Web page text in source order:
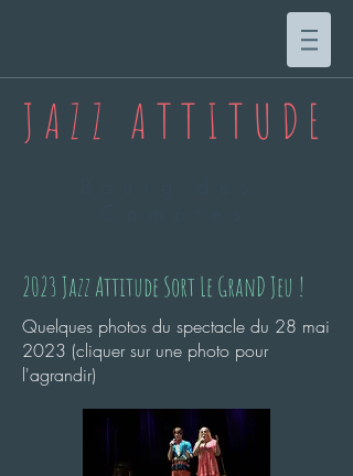
JAZZ ATTITUDE
2023 Jazz Attitude Sort Le GranD Jeu !
Quelques photos du spectacle du 28 mai
2023 (cliquer sur une photo pour
l'agrandir)